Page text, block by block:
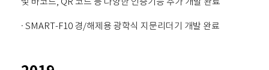
및 바코드, QR 코드 등 다양한 인증기능 추가 개발 완료
· SMART-F10 경/해제용 광학식 지문리더기 개발 완료